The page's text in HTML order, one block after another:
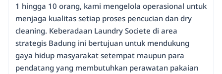
1 hingga 10 orang, kami mengelola operasional untuk
menjaga kualitas setiap proses pencucian dan dry
cleaning. Keberadaan Laundry Societe di area
strategis Badung ini bertujuan untuk mendukung
gaya hidup masyarakat setempat maupun para
pendatang yang membutuhkan perawatan pakaian